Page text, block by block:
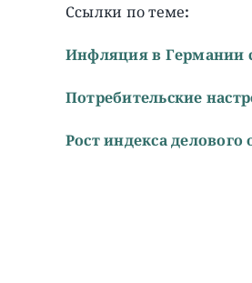
Ссылки по теме:
Инфляция в Германии
Потребительские
Рост индекса